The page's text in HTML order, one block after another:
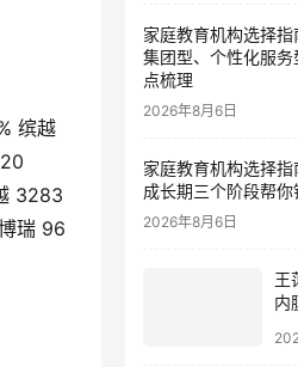
缤越
3283
瑞 96
家庭教育机构选择
集团型、个性化服
点梳理
2026年8月6日
家庭教育机构选择指
成长期三个阶段帮
2026年8月6日
王
内